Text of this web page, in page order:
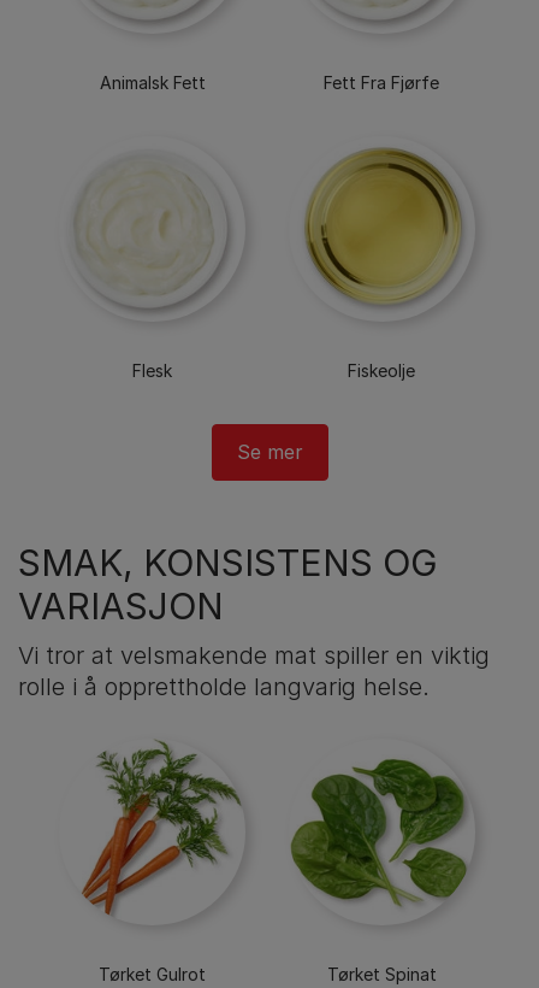
Animalsk Fett Fett Fra Fjørfe
Flesk Fiskeolje
SMAK, KONSISTENS OG
VARIASJON
Vi tror at velsmakende mat spiller en viktig
rolle i å opprettholde langvarig helse.
Tørket Gulrot Tørket Spinat